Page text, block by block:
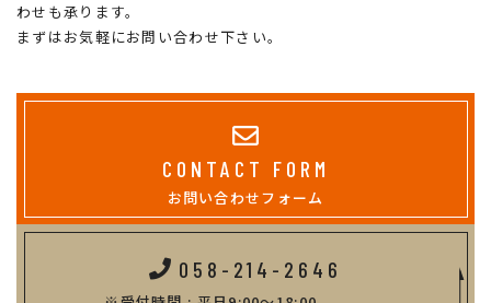
わせも承ります。
まずはお気軽にお問い合わせ下さい。
CONTACT FORM
お問い合わせフォーム
058-214-2646